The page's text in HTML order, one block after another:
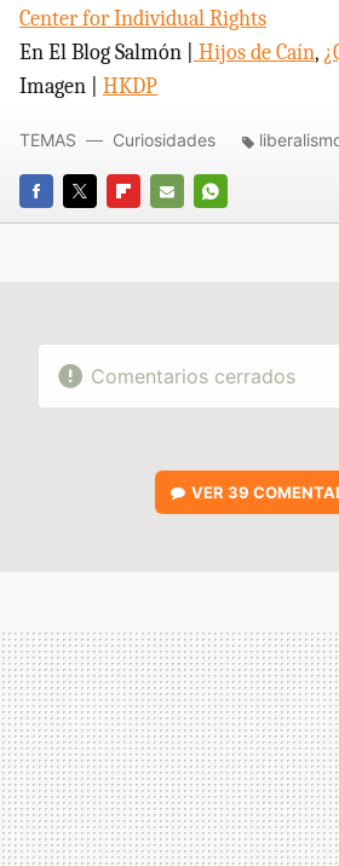
Center for Individual Rights
En El Blog Salmón |
Hijos de Caín,
Imagen | HKDP
FACEBOOK
TWITTERFLIPBOARD
E-
WHATSAPP
TEMAS Curiosidades
Comentarios cerrados
VER39